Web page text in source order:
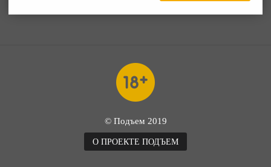
© Подъем 2019
О ПРОЕКТЕ ПОДЪЕМ